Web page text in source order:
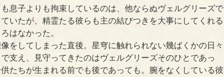
息子よりも拘束しているのは、他ならぬヴェルグリーズで
いたが、精霊たる彼らも主の結びつきを大事にしてくれる
はなかった。
をしてしまった直後。星穹に触れられない幾ばくかの日々
支え、見守ってきたのはヴェルグリーズそのひとであっ
たちが生まれる前でも後であっても。腕をなくしている彼